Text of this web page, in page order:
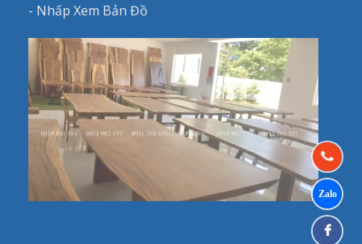
- Nhấp Xem Bản Đồ